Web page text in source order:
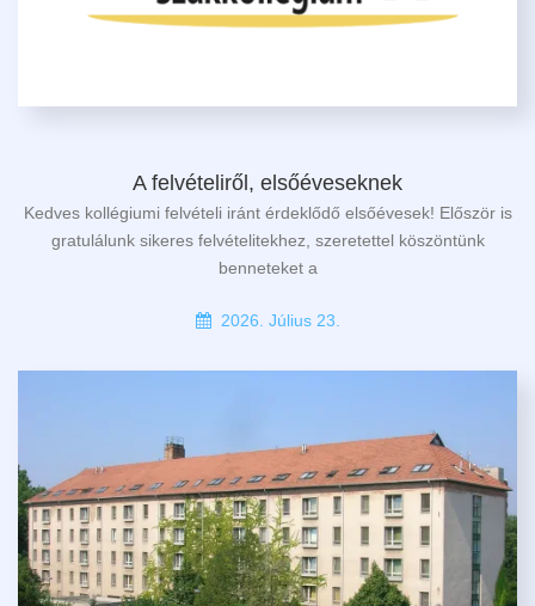
A felvételiről, elsőéveseknek
Kedves kollégiumi felvételi iránt érdeklődő elsőévesek! Először is
gratulálunk sikeres felvételitekhez, szeretettel köszöntünk
benneteket a
2026. Július 23.